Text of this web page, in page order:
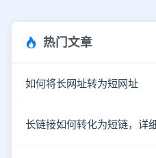
热门文章
如何将长网址转为短网址
长链接如何转化为短链，详